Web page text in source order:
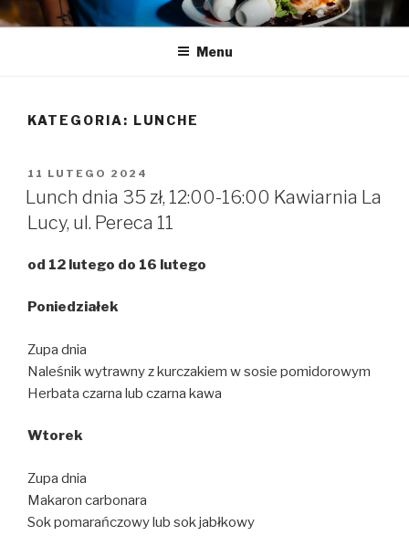
Przeskocz
do
LA LUCY
Zapraszamy na pyszną kawę i naleśniki
Menu
KATEGORIA: LUNCHE
OPUBLIKOWANE
W
11 LUTEGO 2024
Lunch dnia 35 zł, 12:00-16:00 Kawiarnia La
Lucy, ul. Pereca 11
od 12 lutego do 16 lutego
Poniedziałek
Zupa dnia
Naleśnik wytrawny z kurczakiem w sosie pomidorowym
Herbata czarna lub czarna kawa
Wtorek
Zupa dnia
Makaron carbonara
Sok pomarańczowy lub sok jabłkowy